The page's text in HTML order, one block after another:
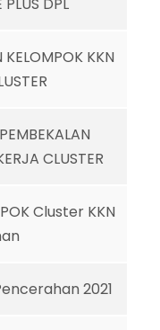
KELOMPOK KKN
CLUSTER
Cluster KKN
2021